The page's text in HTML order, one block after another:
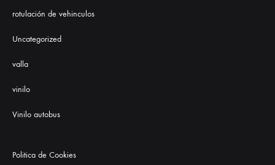
rotulación de vehinculos
Uncategorized
valla
vinilo
Vinilo autobus
Politica de Cookies